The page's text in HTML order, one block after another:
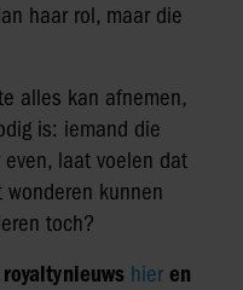
haar rol, maar die
alles kan afnemen,
is: iemand die
laat voelen dat
kunnen
toch?
hier en